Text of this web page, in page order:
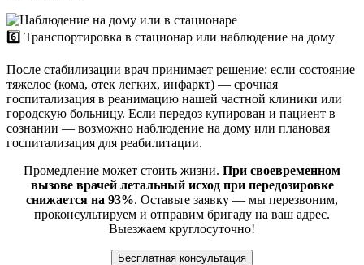
6️⃣ Транспортировка в стационар или наблюдение на дому
После стабилизации врач принимает решение: если состояние
тяжелое (комa, отек легких, инфаркт) — срочная
госпитализация в реанимацию нашей частной клиники или
городскую больницу. Если передоз купирован и пациент в
сознании — возможно наблюдение на дому или плановая
госпитализация для реабилитации.
Промедление может стоить жизни. При своевременном
вызове врачей летальный исход при передозировке
снижается на 93%. Оставьте заявку — мы перезвоним,
проконсультируем и отправим бригаду на ваш адрес.
Выезжаем круглосуточно!
Бесплатная консультация